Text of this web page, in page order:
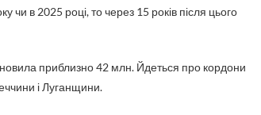
чи в 2025 році, то через 15 років після цього
приблизно 42 млн. Йдеться про кордони
і Луганщини.